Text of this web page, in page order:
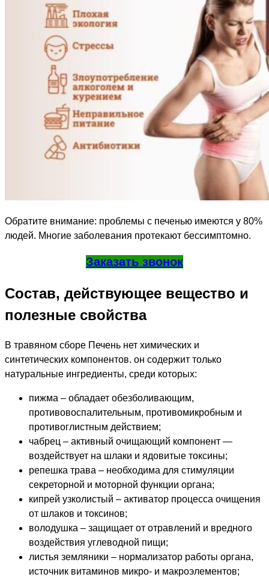
Обратите внимание: проблемы с печенью имеются у 80%
людей. Многие заболевания протекают бессимптомно.
Заказать звонок
Состав, действующее вещество и
полезные свойства
В травяном сборе Печень нет химических и
синтетических компонентов. он содержит только
натуральные ингредиенты, среди которых:
пижма – обладает обезболивающим,
противовоспалительным, противомикробным и
противоглистным действием;
чабрец – активный очищающий компонент —
воздействует на шлаки и ядовитые токсины;
репешка трава – необходима для стимуляции
секреторной и моторной функции органа;
кипрей узколистый – активатор процесса очищения
от шлаков и токсинов;
володушка – защищает от отравлений и вредного
воздействия углеводной пищи;
листья земляники – нормализатор работы органа,
источник витаминов микро- и макроэлементов;